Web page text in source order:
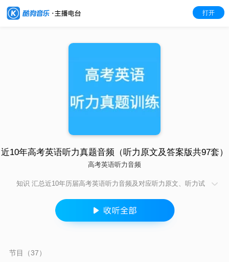
打开
近10年高考英语听力真题音频（听力原文及答案版共97套）
高考英语听力音频
知识 汇总近10年历届高考英语听力音频及对应听力原文、听力试
节目（37）